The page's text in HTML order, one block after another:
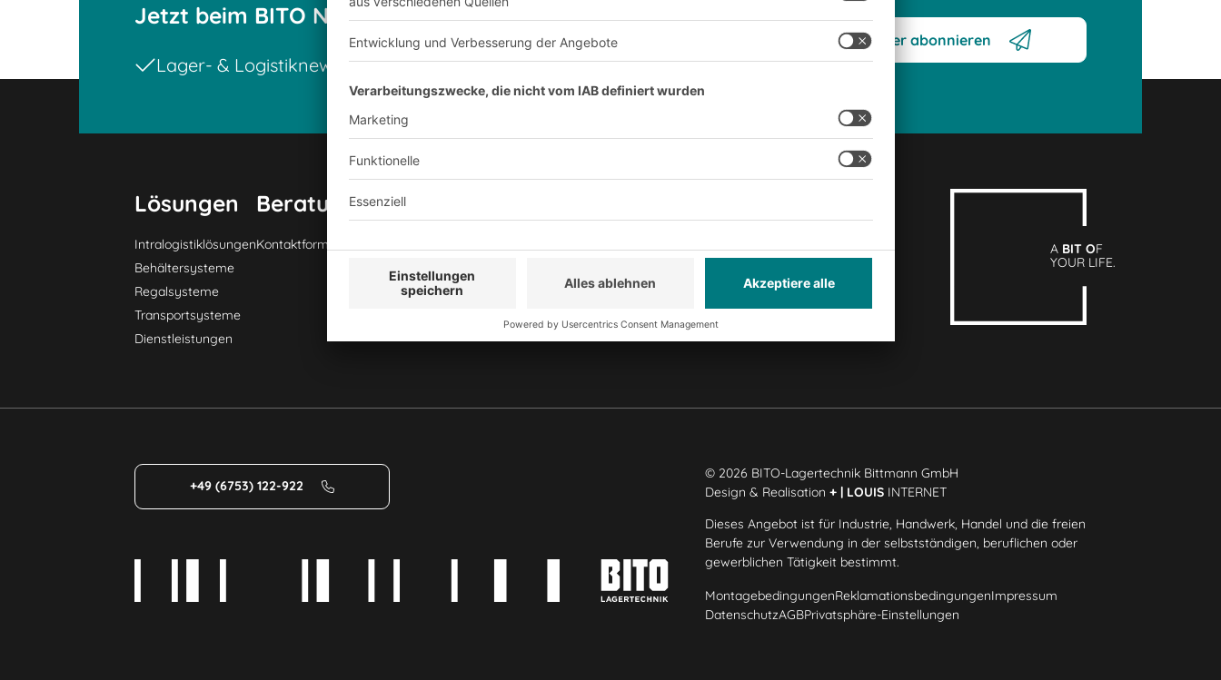
Jetzt beim BITO Newsletter anmelden:
Lager- & Logistiknews Exklusive Rabatte Neuheiten
Newsletter abonnieren
Lösungen
Intralogistiklösungen
Behältersysteme
Regalsysteme
Transportsysteme
Dienstleistungen
Beratung & Service
Kontaktformular
Produktionsstandorte
A BIT OF
YOUR LIFE.
+49 (6753) 122-922
© 2026 BITO-Lagertechnik Bittmann GmbH
Design & Realisation+ | LOUIS INTERNET
Dieses Angebot ist für Industrie, Handwerk, Handel und die freien
Berufe zur Verwendung in der selbstständigen, beruflichen oder
gewerblichen Tätigkeit bestimmt.
MontagebedingungenReklamationsbedingungenImpressum
DatenschutzAGBPrivatsphäre-Einstellungen